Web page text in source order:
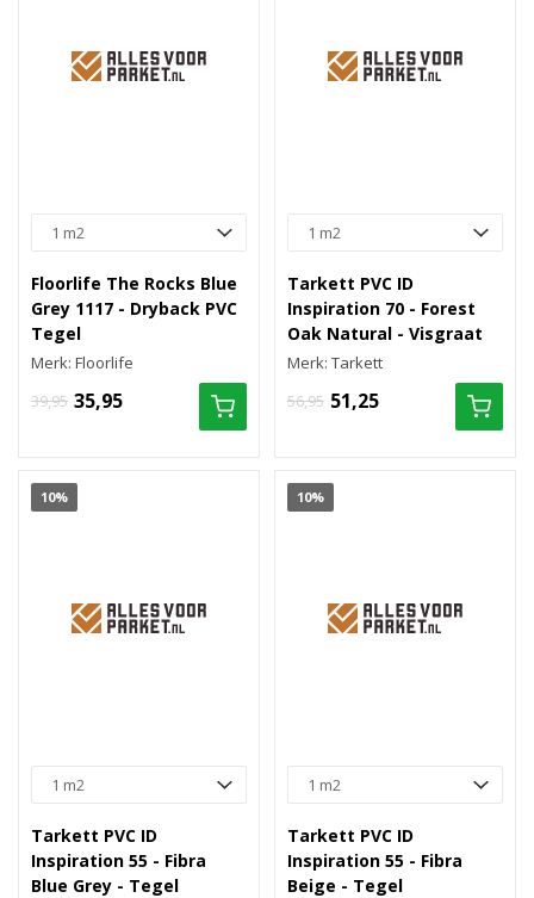
Floorlife The Rocks Blue
Grey 1117 - Dryback PVC
Tegel
Merk: Floorlife
39,95 35,95
Tarkett PVC ID
Inspiration 70 - Forest
Oak Natural - Visgraat
Merk: Tarkett
56,95 51,25
10%
Tarkett PVC ID
Inspiration 55 - Fibra
Blue Grey - Tegel
10%
Tarkett PVC ID
Inspiration 55 - Fibra
Beige - Tegel